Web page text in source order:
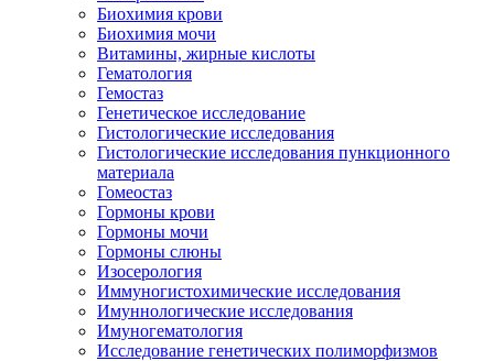
Биохимия крови
Биохимия мочи
Витамины, жирные кислоты
Гематология
Гемостаз
Генетическое исследование
Гистологические исследования
Гистологические исследования пункционного
материала
Гомеостаз
Гормоны крови
Гормоны мочи
Гормоны слюны
Изосерология
Иммуногистохимические исследования
Имуннологические исследования
Имуногематология
Исследование генетических полиморфизмов